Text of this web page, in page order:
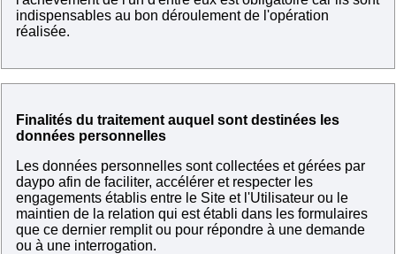
indispensables au bon déroulement de l'opération
réalisée.
Finalités du traitement auquel sont destinées les
données personnelles
Les données personnelles sont collectées et gérées par
daypo afin de faciliter, accélérer et respecter les
engagements établis entre le Site et l'Utilisateur ou le
maintien de la relation qui est établi dans les formulaires
que ce dernier remplit ou pour répondre à une demande
ou à une interrogation.